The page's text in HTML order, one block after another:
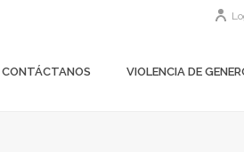
CONTÁCTANOS VIOLENCIA DE